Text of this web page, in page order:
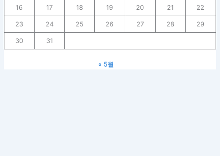
16 17 18 19 20 21 22
23 24 25 26 27 28 29
30 31
« 5월